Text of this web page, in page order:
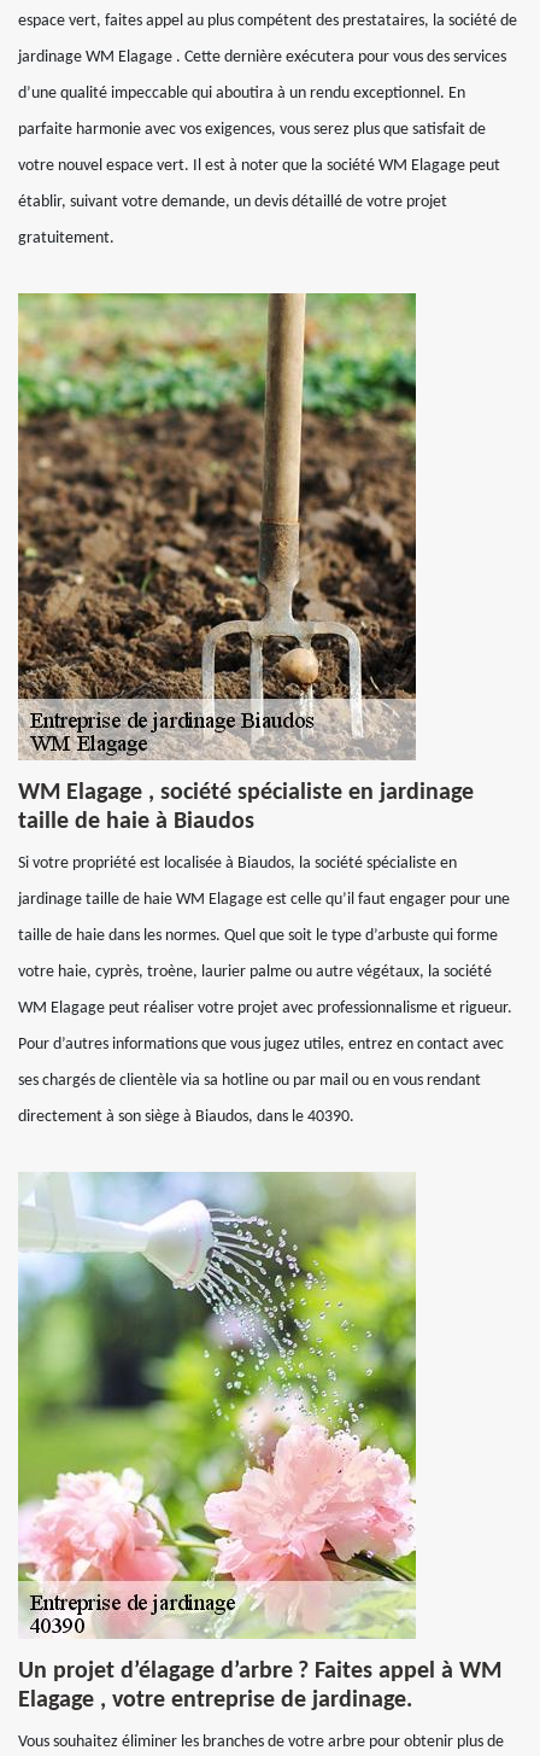
espace vert, faites appel au plus compétent des prestataires, la société de
jardinage WM Elagage . Cette dernière exécutera pour vous des services
d’une qualité impeccable qui aboutira à un rendu exceptionnel. En
parfaite harmonie avec vos exigences, vous serez plus que satisfait de
votre nouvel espace vert. Il est à noter que la société WM Elagage peut
établir, suivant votre demande, un devis détaillé de votre projet
gratuitement.
WM Elagage , société spécialiste en jardinage
taille de haie à Biaudos
Si votre propriété est localisée à Biaudos, la société spécialiste en
jardinage taille de haie WM Elagage est celle qu’il faut engager pour une
taille de haie dans les normes. Quel que soit le type d’arbuste qui forme
votre haie, cyprès, troène, laurier palme ou autre végétaux, la société
WM Elagage peut réaliser votre projet avec professionnalisme et rigueur.
Pour d’autres informations que vous jugez utiles, entrez en contact avec
ses chargés de clientèle via sa hotline ou par mail ou en vous rendant
directement à son siège à Biaudos, dans le 40390.
Un projet d’élagage d’arbre ? Faites appel à WM
Elagage , votre entreprise de jardinage.
Vous souhaitez éliminer les branches de votre arbre pour obtenir plus de